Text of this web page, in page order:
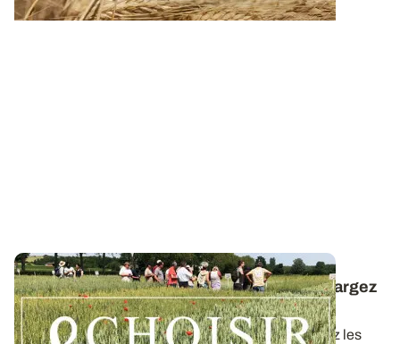
Céréales à paille conduites en bio : téléchargez
la synthèse des essais 2025
Dans ce nouveau guide Choisir & Décider, retrouvez les